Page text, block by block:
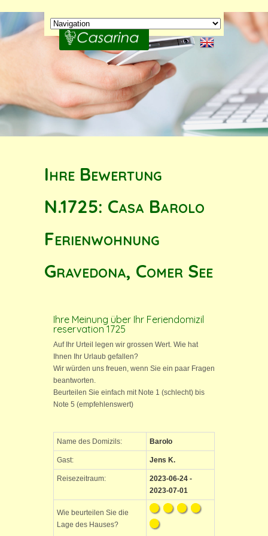
Ihre Bewertung
N.1725: Casa Barolo
Ferienwohnung
Gravedona, Comer See
Ihre Meinung über Ihr Feriendomizil
reservation 1725
Auf Ihr Urteil legen wir grossen Wert. Wie hat
Ihnen Ihr Urlaub gefallen?
Wir würden uns freuen, wenn Sie ein paar Fragen
beantworten.
Beurteilen Sie einfach mit Note 1 (schlecht) bis
Note 5 (empfehlenswert)
Name des Domizils: Barolo
Gast: Jens K.
Reisezeitraum:
2023-06-24 -
2023-07-01
Wie beurteilen Sie die
Lage des Hauses?